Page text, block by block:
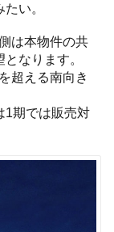
い。
は本物件の共
なります。
超える南向き
1期では販売対